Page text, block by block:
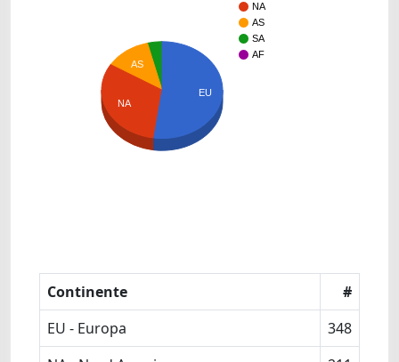
NA
AS
SA
AF
AS
NA
EU
Continente
#
EU - Europa
348